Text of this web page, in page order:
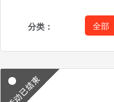
分类： 全部